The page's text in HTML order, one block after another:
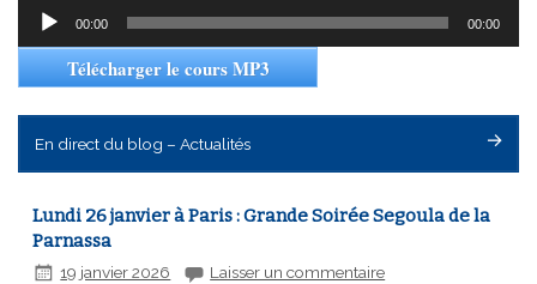
Lecteur
00:00 00:00
Télécharger le cours MP3
En direct du blog – Actualités
Lundi 26 janvier à Paris : Grande Soirée Segoula de la
Parnassa
19 janvier 2026 Laisser un commentaire